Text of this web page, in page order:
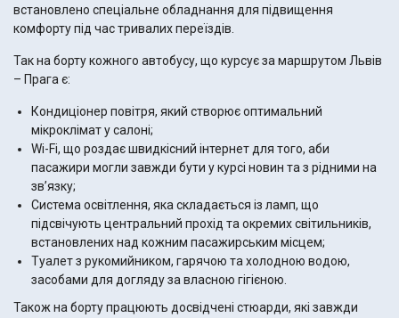
встановлено спеціальне обладнання для підвищення
комфорту під час тривалих переїздів.
Так на борту кожного автобусу, що курсує за маршрутом Львів
– Прага є:
Кондиціонер повітря, який створює оптимальний
мікроклімат у салоні;
Wi-Fi, що роздає швидкісний інтернет для того, аби
пасажири могли завжди бути у курсі новин та з рідними на
зв’язку;
Система освітлення, яка складається із ламп, що
підсвічують центральний прохід та окремих світильників,
встановлених над кожним пасажирським місцем;
Туалет з рукомийником, гарячою та холодною водою,
засобами для догляду за власною гігієною.
Також на борту працюють досвідчені стюарди, які завжди